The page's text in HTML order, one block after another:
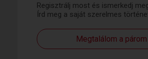
Regisztrálj most és ismerkedj
Írd meg a saját szerelmes
Megtalálom a párom